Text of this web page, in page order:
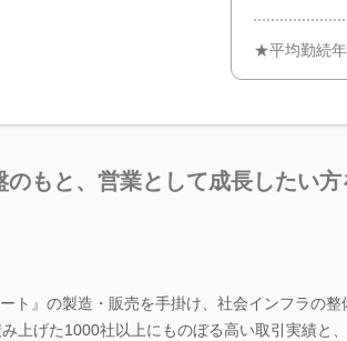
★平均勤続年
もと、営業として成長したい方
ト』の製造・販売を手掛け、社会インフラの整
上げた1000社以上にものぼる高い取引実績と